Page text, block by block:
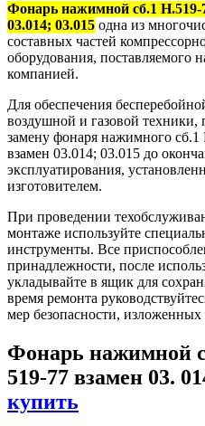
Фонарь нажимной сб.1 Н.519-
03.014; 03.015 одна из
составных частей
оборудования, поставляемого
компанией.
Для обеспечения
воздушной и газовой техники,
замену фонаря нажимного
взамен 03.014; 03.015 до
эксплуатирования,
изготовителем.
При проведении
монтаже используйте
инструменты. Все
принадлежности, после
укладывайте в ящик для
время ремонта
мер безопасности, изложенных
Фонарь нажимной
519-77 взамен 03.
купить